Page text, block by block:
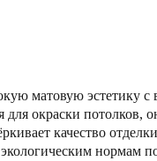
матовую эстетику
для окраски потолков,
качество
экологическим нормам